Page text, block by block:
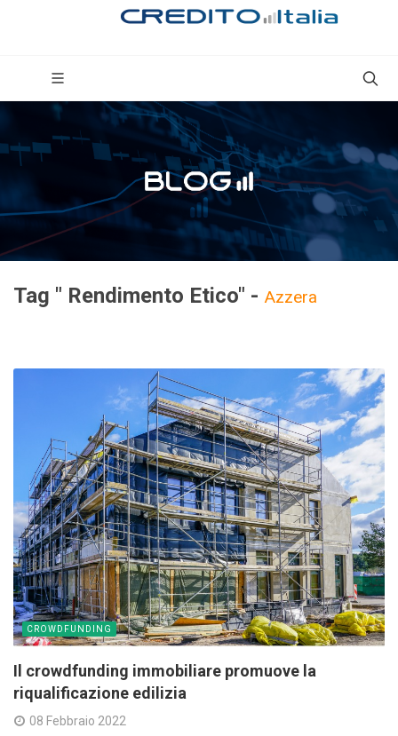
Tag " Rendimento Etico" - Azzera
CROWDFUNDING
Il crowdfunding immobiliare promuove la
riqualificazione edilizia
08 Febbraio 2022